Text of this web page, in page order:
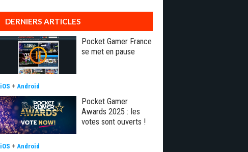
DERNIERS ARTICLES
Pocket Gamer France
se met en pause
iOS + Android
Pocket Gamer
Awards 2025 : les
votes sont ouverts !
iOS + Android